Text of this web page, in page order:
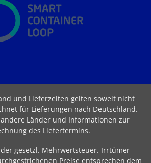
und Lieferzeiten gelten soweit nicht
für Lieferungen nach Deutschland.
Länder und Informationen zur
des Liefertermins.
der gesetzl. Mehrwertsteuer. Irrtümer
Preise entsprechen dem